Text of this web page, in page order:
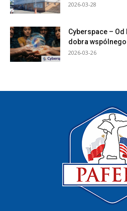
2026-03-28
Cyberspace –
dobra
2026-03-26